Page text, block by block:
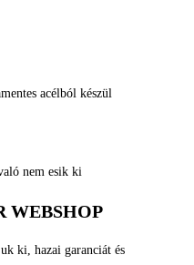
acélból készül
nem esik ki
WEBSHOP
ki, hazai garanciát és